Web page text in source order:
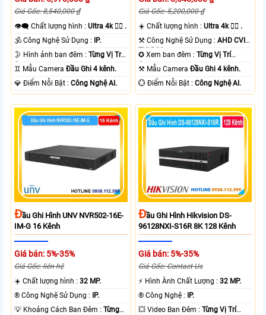
Giá Gốc: 8,540,000 ₫
👁️‍🗨 Chất lượng hình :Ultra 4k 👍🏾 .
🕉️ Công Nghệ Sử Dụng :
IP.
🌛 Hình ảnh ban đêm :Từng Vị Trí
Camera .
♊ Mẫu CameraĐầu Ghi 4 kênh.
️💎 Điểm Nỗi Bật :Công Nghệ AI.
Giá Gốc: 5,200,000 ₫
☀️ Chất lượng hình :Ultra 4k 👍🏾 .
⚒ Công Nghệ Sử Dụng :AHD CVI
TVI BCS.
✪ Xem ban đêm :Từng Vị Trí
Camera .
⚒ Mẫu CameraĐầu Ghi 4 kênh.
️💮 Điểm Nỗi Bật :Công Nghệ AI.
ĐẦu Ghi Hình UNV NVR502-16E-
IM-G 16 Kênh
Giá bán: 5%-35%
Giá Gốc: liên hệ
☀️ Chất lượng hình :32 MP.
®️ Công Nghệ Sử Dụng :
IP.
💡 Khoảng Cách Ban Đêm :Từng
ĐẦu Ghi Hình Hikvision DS-
96128NXI-S16R 8K 128 Kênh
Giá bán: 5%-35%
Giá Gốc: Contact Us
️⚡ Hình Ành Chất Lượng :32 MP.
®️ Công Nghệ :
IP.
💥 Video Ban Đêm :Từng Vị Trí